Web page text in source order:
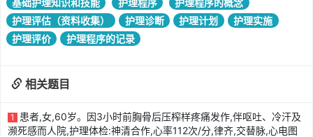
护理评估（资料收集）
护理诊断 护理计划
护理实施
护理评价
护理程序的记录
相关题目
1
患者,女,60岁。因3小时前胸骨后压榨样疼痛发作,伴呕吐、冷汗及
濒死感而人院,护理体检:神清合作,心率112次/分,律齐,交替脉,心电图